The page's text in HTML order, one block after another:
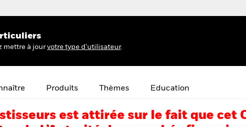
mettre à jour votre type d'utilisateur.
Produits Thèmes Education
est attirée sur le fait que cet